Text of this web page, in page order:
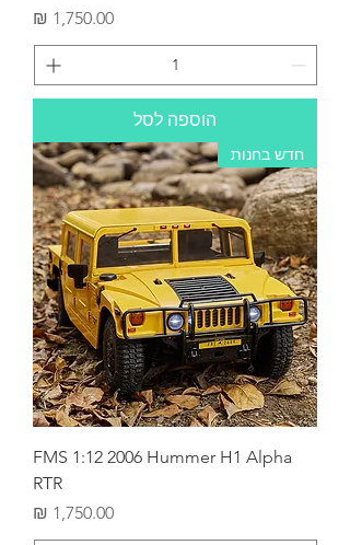
מחיר
הוספה לסל
חדש בחנות
FMS 1:12 2006 Hummer H1 Alpha
RTR
מחיר